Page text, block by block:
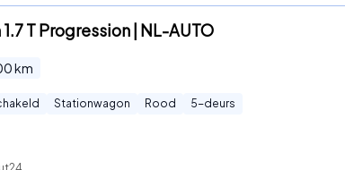
T Progression | NL-AUTO
km
Stationwagon Rood 5-deurs